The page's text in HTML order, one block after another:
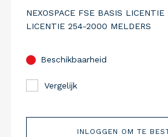
NEXOSPACE FSE BASIS LICENTIE
LICENTIE 254-2000 MELDERS
Beschikbaarheid
Vergelijk
INLOGGEN OM TE